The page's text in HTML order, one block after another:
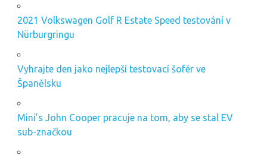
2021 Volkswagen Golf R Estate Speed ​​testování v
Nürburgringu
Vyhrajte den jako nejlepší testovací šofér ve
Španělsku
Mini’s John Cooper pracuje na tom, aby se stal EV
sub-značkou